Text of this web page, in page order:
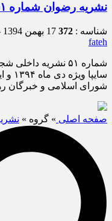
نشریه رضوان شماره ۵۱- دهه فجر
شناسه : 372 17 بهمن 1394 - 5:42
fateh
شماره ۵۱ نشریه
شورای اسلامی و خبرگان
صفحه اصلی » گروه »